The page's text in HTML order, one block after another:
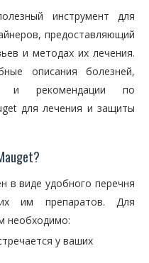
инструмент для
предоставляющий
и методах их лечения.
описания болезней,
и рекомендации по
для лечения и защиты
в виде удобного перечня
им препаратов. Для
необходимо:
у ваших